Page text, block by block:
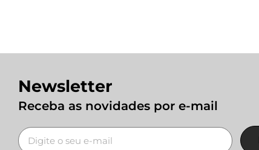
Newsletter
Receba as novidades por e-mail